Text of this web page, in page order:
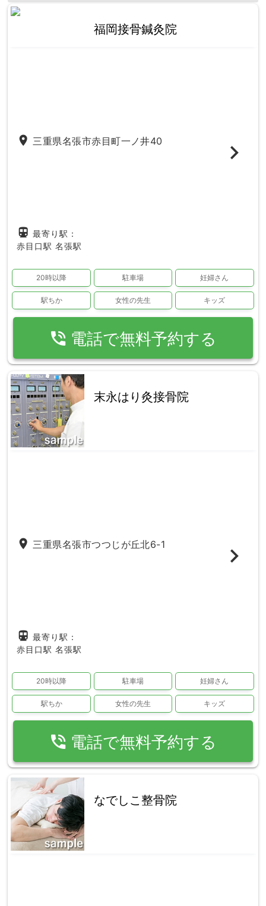
福岡接骨鍼灸院
place 三重県名張市赤目町一ノ井40
directions_subway 最寄り駅：
赤目口駅 名張駅
20時以降 駐車場 妊婦さん
駅ちか 女性の先生 キッズ
phone_in_talk 電話で無料予約する
末永はり灸接骨院
place 三重県名張市つつじが丘北6-1
directions_subway 最寄り駅：
赤目口駅 名張駅
20時以降 駐車場 妊婦さん
駅ちか 女性の先生 キッズ
phone_in_talk 電話で無料予約する
なでしこ整骨院